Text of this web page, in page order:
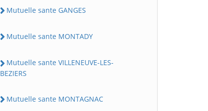
Mutuelle sante GANGES
Mutuelle sante MONTADY
Mutuelle sante VILLENEUVE-LES-
BEZIERS
Mutuelle sante MONTAGNAC